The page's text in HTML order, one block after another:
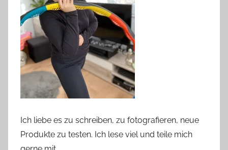
Ich liebe es zu schreiben, zu fotografieren, neue
Produkte zu testen. Ich lese viel und teile mich